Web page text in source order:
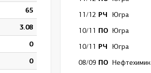
65
3.08
0
0
11/12 РЧ Югра
10/11 ПО Югра
10/11 РЧ Югра
08/09 ПО Нефтехимик